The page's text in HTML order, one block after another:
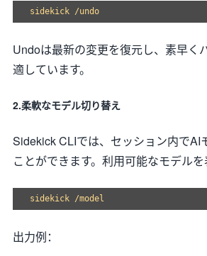
Undoは最新の変更を復元し、素早く
適しています。
2.柔軟なモデル切り替え
Sidekick CLIでは、セッション内でAI
ことができます。利用可能なモデルを
出力例：